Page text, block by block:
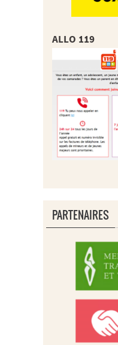
ALLO 119
PARTENAIRES